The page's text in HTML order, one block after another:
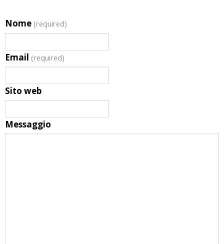
Nome (required)
Email (required)
Sito web
Messaggio